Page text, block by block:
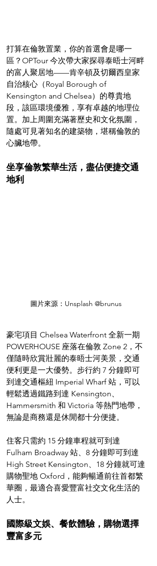
打算在倫敦置業，你的首選會是哪一
區？OPTour 今次帶大家探尋泰晤士河畔
的富人聚居地——肯辛頓及切爾西皇家
自治核心（Royal Borough of
Kensington and Chelsea）的尊貴地
段，該區環境優雅，享有卓越的地理位
置。加上周圍充滿著歷史和文化氛圍，
隨處可見著知名的建築物，堪稱倫敦的
心臟地帶。
坐享倫敦繁華生活，盡佔便捷交通
地利
圖片來源：Unsplash @brunus
豪宅項目 Chelsea Waterfront 全新一期
POWERHOUSE 座落在倫敦 Zone 2，不
僅隨時欣賞壯麗的泰晤士河美景，交通
便利更是一大優勢。步行約 7 分鐘即可
到達交通樞紐 Imperial Wharf 站，可以
輕鬆透過鐵路到達 Kensington、
Hammersmith 和 Victoria 等熱門地帶，
無論是商務還是休閒都十分便捷。
住客只需約 15 分鐘車程就可到達
Fulham Broadway 站、8 分鐘即可到達
High Street Kensington、18 分鐘就可達
購物聖地 Oxford，能夠暢通前往首都繁
華圈，最適合喜愛豐富社交文化生活的
人士。
國際級文娛、餐飲體驗，購物選擇
豐富多元